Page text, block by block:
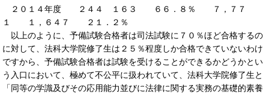
２０１４年度 ２４４ １６３ ６６．８％ ７，７７
１ １，６４７ ２１．２％
以上のように、予備試験合格者は司法試験に７０％ほど合格するの
に対して、法科大学院修了生は２５％程度しか合格できていないわけ
ですから、予備試験合格者は試験を受けることができるかどうかとい
う入口において、極めて不公平に扱われていて、法科大学院修了生と
「同等の学識及びその応用能力並びに法律に関する実務の基礎的素養